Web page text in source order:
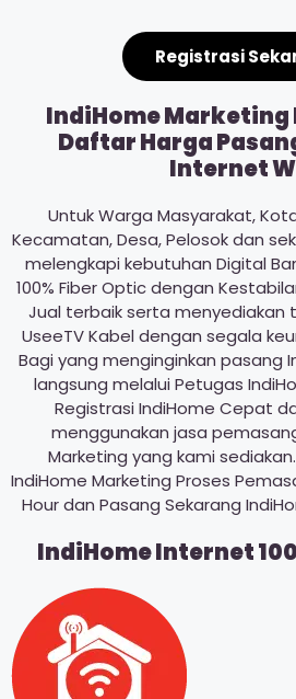
Registrasi
IndiHome Marketing
Daftar Harga
Internet
Untuk Warga Masyarakat,
Kecamatan, Desa, Pelosok dan
melengkapi kebutuhan Digital
100% Fiber Optic dengan
Jual terbaik serta menyediakan
UseeTV Kabel dengan segala
Bagi yang menginginkan pasang
langsung melalui Petugas
Registrasi IndiHome Cepat
menggunakan jasa
Marketing yang kami
IndiHome Marketing Proses
Hour dan Pasang Sekarang
IndiHome Internet